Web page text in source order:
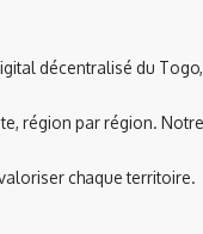
décentralisé du
région par région.
chaque territoire.